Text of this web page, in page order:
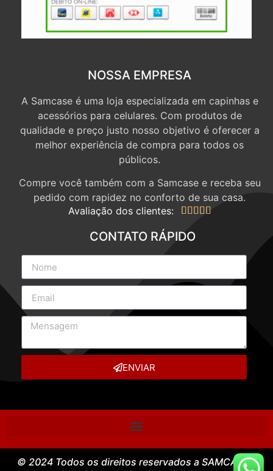
NOSSA EMPRESA
A Samcase é uma loja especializada em capinhas e
acessórios para celulares. Com produtos de
qualidade e preço justo nosso objetivo é oferecer a
melhor experiência de compra para todos os
públicos.
Compre você também com a Samcase e receba seu
pedido com rapidez no conforto de sua casa.
Avaliação dos clientes:
    
CONTATO RÁPIDO
ENVIAR
© 2024 Todos os direitos reservados a SAMCASE –